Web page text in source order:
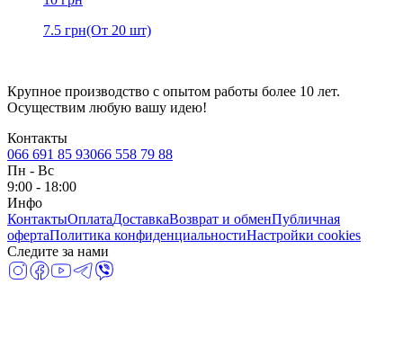
7.5 грн(От 20 шт)
Крупное производство с опытом работы более 10 лет.
Осуществим любую вашу идею!
Контакты
066 691 85 93066 558 79 88
Пн - Вс
9:00 - 18:00
Инфо
КонтактыОплатаДоставкаВозврат и обменПубличная
офертаПолитика конфиденциальностиНастройки cookies
Следите за нами